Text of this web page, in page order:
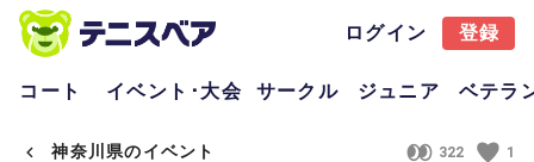
ログイン 登録
コート イベント･大会 サークル ジュニア ベテラ
神奈川県のイベント 322 1